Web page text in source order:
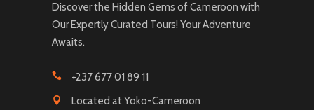
Discover the Hidden Gems of Cameroon with
Our Expertly Curated Tours! Your Adventure
Awaits.
+237 677 01 89 11
Located at Yoko-Cameroon